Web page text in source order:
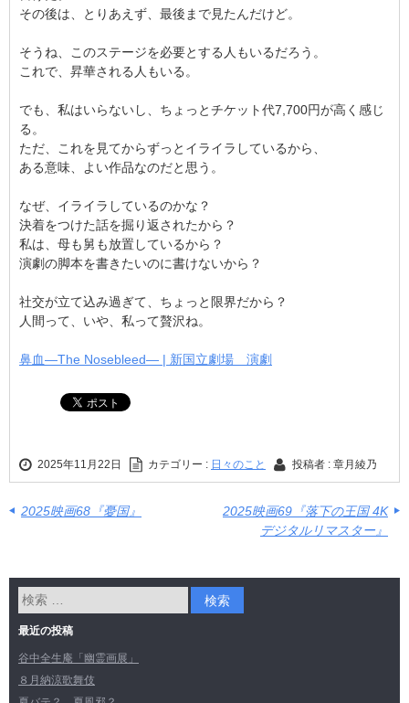
その後は、とりあえず、最後まで見たんだけど。
そうね、このステージを必要とする人もいるだろう。
これで、昇華される人もいる。
でも、私はいらないし、ちょっとチケット代7,700円が高く感じ
る。
ただ、これを見てからずっとイライラしているから、
ある意味、よい作品なのだと思う。
なぜ、イライラしているのかな？
決着をつけた話を掘り返されたから？
私は、母も舅も放置しているから？
演劇の脚本を書きたいのに書けないから？
社交が立て込み過ぎて、ちょっと限界だから？
人間って、いや、私って贅沢ね。
鼻血―The Nosebleed― | 新国立劇場 演劇
2025年11月22日 カテゴリー : 日々のこと 投稿者 : 章月綾乃
2025映画68『憂国』
2025映画69『落下の王国 4K
デジタルリマスター』
最近の投稿
谷中全生庵「幽霊画展」
８月納涼歌舞伎